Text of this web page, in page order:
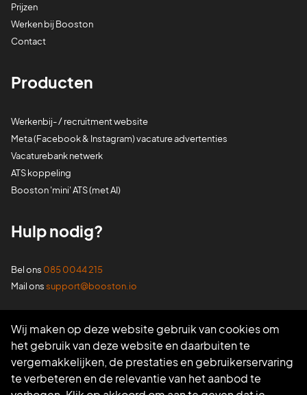
Prijzen
Werken bij Booston
Contact
Producten
Werkenbij- / recruitment website
Meta (Facebook & Instagram) vacature advertenties
Vacaturebank netwerk
ATS koppeling
Booston 'mini' ATS (met AI)
Hulp nodig?
Bel ons 085 0044 215
Mail onssupport@booston.io
Volg ons
Wij maken op deze website gebruik van cookies om
het gebruik van deze website en daarbuiten te
vergemakkelijken, de prestaties en gebruikerservaring
te verbeteren en de relevantie van het aanbod te